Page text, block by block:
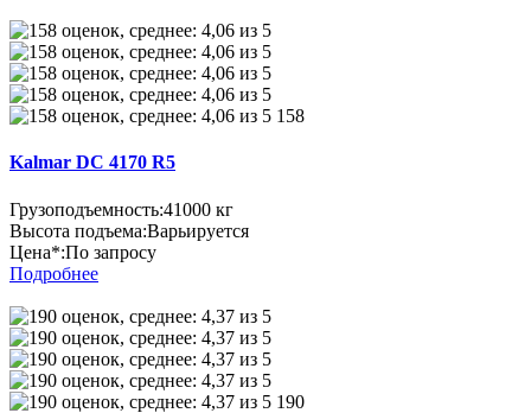
158
Kalmar DC 4170 R5
Грузоподъемность:41000 кг
Высота подъема:Варьируется
Цена*:По запросу
Подробнее
190